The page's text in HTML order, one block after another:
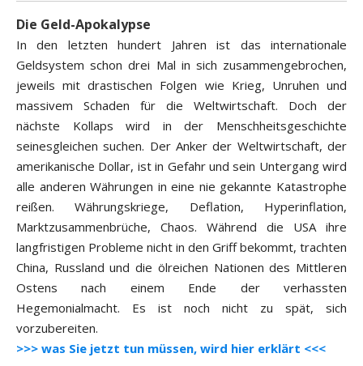
Die Geld-Apokalypse
In den letzten hundert Jahren ist das internationale
Geldsystem schon drei Mal in sich zusammengebrochen,
jeweils mit drastischen Folgen wie Krieg, Unruhen und
massivem Schaden für die Weltwirtschaft. Doch der
nächste Kollaps wird in der Menschheitsgeschichte
seinesgleichen suchen. Der Anker der Weltwirtschaft, der
amerikanische Dollar, ist in Gefahr und sein Untergang wird
alle anderen Währungen in eine nie gekannte Katastrophe
reißen. Währungskriege, Deflation, Hyperinflation,
Marktzusammenbrüche, Chaos. Während die USA ihre
langfristigen Probleme nicht in den Griff bekommt, trachten
China, Russland und die ölreichen Nationen des Mittleren
Ostens nach einem Ende der verhassten
Hegemonialmacht. Es ist noch nicht zu spät, sich
vorzubereiten.
>>> was Sie jetzt tun müssen, wird hier erklärt <<<